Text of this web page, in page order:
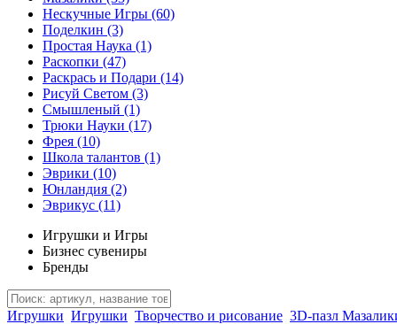
Нескучные Игры (60)
Поделкин (3)
Простая Наука (1)
Раскопки (47)
Раскрась и Подари (14)
Рисуй Светом (3)
Смышленый (1)
Трюки Науки (17)
Фрея (10)
Школа талантов (1)
Эврики (10)
Юнландия (2)
Эврикус (11)
Игрушки и Игры
Бизнес сувениры
Бренды
Игрушки Игрушки Творчество и рисование 3D-пазл